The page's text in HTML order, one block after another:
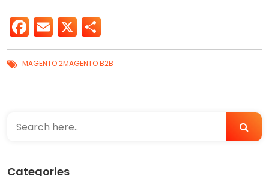
Facebook
Email
X
MAGENTO 2MAGENTO B2B
Categories